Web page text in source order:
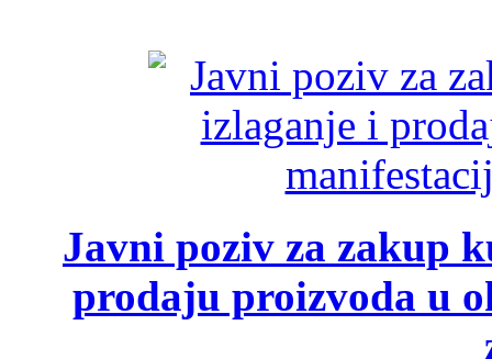
Javni poziv za zakup
prodaju proizvoda u